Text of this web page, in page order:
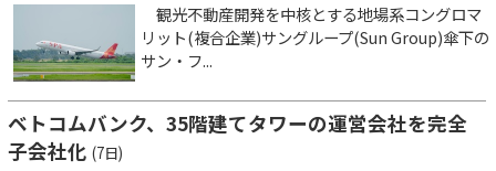
観光不動産開発を中核とする地場系コングロマ
リット(複合企業)サングループ(Sun Group)傘下の
サン・フ...
ベトコムバンク、35階建てタワーの運営会社を完全
子会社化 (7日)